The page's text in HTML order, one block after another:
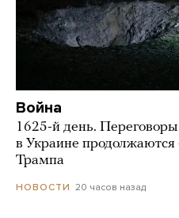
Война
1625-й день.
в Украине
Трампа
НОВОСТИ 20 часов назад